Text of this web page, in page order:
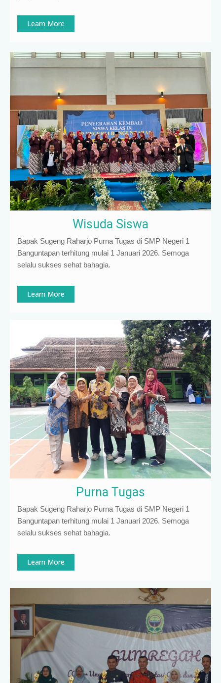
Learn More
Wisuda Siswa
Bapak Sugeng Raharjo Purna Tugas di SMP Negeri 1
Banguntapan terhitung mulai 1 Januari 2026. Semoga
selalu sukses sehat bahagia.
Learn More
Purna Tugas
Bapak Sugeng Raharjo Purna Tugas di SMP Negeri 1
Banguntapan terhitung mulai 1 Januari 2026. Semoga
selalu sukses sehat bahagia.
Learn More